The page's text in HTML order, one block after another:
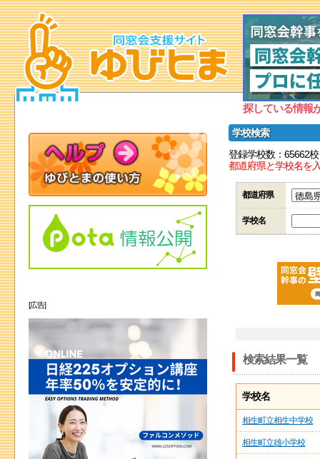
探している情報
学校検索
登録学校数：65662校
都道府県と学校名を
都道府県
学校名
検索結果一覧
学校名
相生町立相生中学校
相生町立雄小学校
[広告]